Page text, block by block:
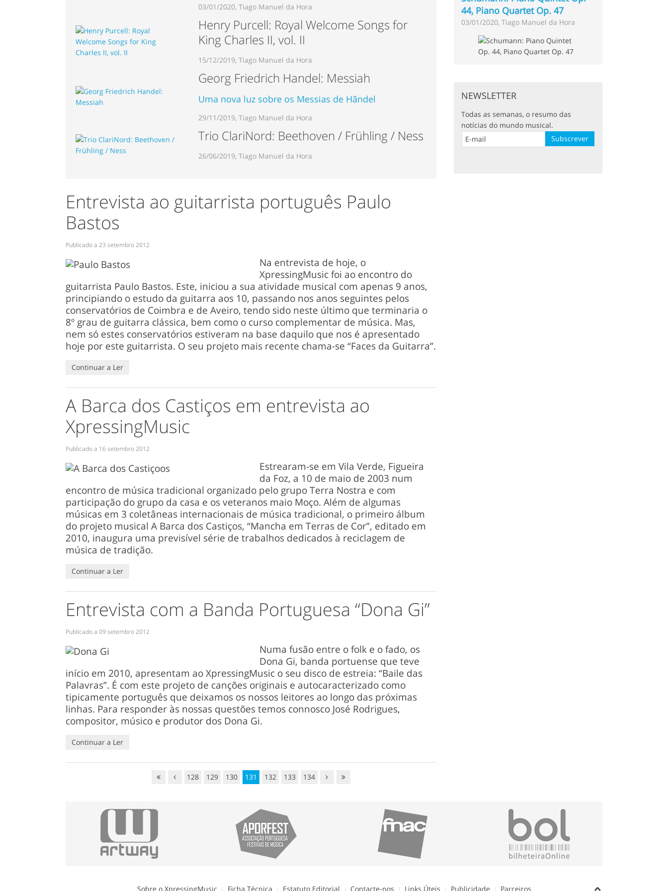
03/01/2020, Tiago Manuel da Hora
Henry Purcell: Royal Welcome Songs for
King Charles II, vol. II
15/12/2019, Tiago Manuel da Hora
Georg Friedrich Handel: Messiah
Uma nova luz sobre os Messias de Hãndel
29/11/2019, Tiago Manuel da Hora
Trio ClariNord: Beethoven / Frühling / Ness
26/06/2019, Tiago Manuel da Hora
Entrevista ao guitarrista português Paulo
Bastos
Publicado a 23 setembro 2012
Na entrevista de hoje, o
XpressingMusic foi ao encontro do
guitarrista Paulo Bastos. Este, iniciou a sua atividade musical com apenas 9 anos,
principiando o estudo da guitarra aos 10, passando nos anos seguintes pelos
conservatórios de Coimbra e de Aveiro, tendo sido neste último que terminaria o
8º grau de guitarra clássica, bem como o curso complementar de música. Mas,
nem só estes conservatórios estiveram na base daquilo que nos é apresentado
hoje por este guitarrista. O seu projeto mais recente chama-se “Faces da Guitarra”.
Continuar a Ler
A Barca dos Castiços em entrevista ao
XpressingMusic
Publicado a 16 setembro 2012
Estrearam-se em Vila Verde, Figueira
da Foz, a 10 de maio de 2003 num
encontro de música tradicional organizado pelo grupo Terra Nostra e com
participação do grupo da casa e os veteranos maio Moço. Além de algumas
músicas em 3 coletâneas internacionais de música tradicional, o primeiro álbum
do projeto musical A Barca dos Castiços, “Mancha em Terras de Cor”, editado em
2010, inaugura uma previsível série de trabalhos dedicados à reciclagem de
música de tradição.
Continuar a Ler
Entrevista com a Banda Portuguesa “Dona Gi”
Publicado a 09 setembro 2012
Numa fusão entre o folk e o fado, os
Dona Gi, banda portuense que teve
início em 2010, apresentam ao XpressingMusic o seu disco de estreia: “Baile das
Palavras”. É com este projeto de canções originais e autocaracterizado como
tipicamente português que deixamos os nossos leitores ao longo das próximas
linhas. Para responder às nossas questões temos connosco José Rodrigues,
compositor, músico e produtor dos Dona Gi.
Continuar a Ler
128 129 130 131 132 133 134
44, Piano Quartet Op. 47
03/01/2020, Tiago Manuel da Hora
NEWSLETTER
Todas as semanas, o resumo das
notícias do mundo musical.
Sobre o XpressingMusic Ficha Técnica Estatuto Editorial Contacte-nos Links Úteis Publicidade Parceiros